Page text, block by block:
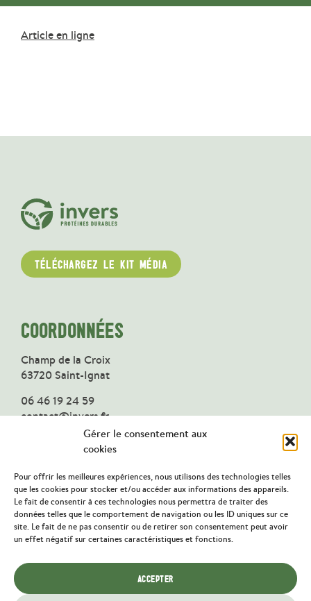
Gérer le consentement aux
cookies
Pour offrir les meilleures expériences, nous utilisons des technologies telles
que les cookies pour stocker et/ou accéder aux informations des appareils.
Le fait de consentir à ces technologies nous permettra de traiter des
données telles que le comportement de navigation ou les ID uniques sur ce
site. Le fait de ne pas consentir ou de retirer son consentement peut avoir
un effet négatif sur certaines caractéristiques et fonctions.
ACCEPTER
Article en ligne
TÉLÉCHARGEZ LE KIT MÉDIA
COORDONNÉES
Champ de la Croix
63720 Saint-Ignat
06 46 19 24 59
contact@invers.fr
SUIVEZ-NOUS